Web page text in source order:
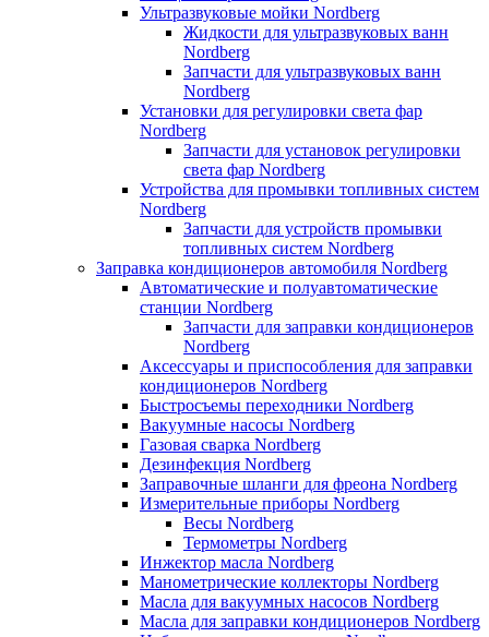
Ультразвуковые мойки Nordberg
Жидкости для ультразвуковых ванн
Nordberg
Запчасти для ультразвуковых ванн
Nordberg
Установки для регулировки света фар
Nordberg
Запчасти для установок регулировки
света фар Nordberg
Устройства для промывки топливных систем
Nordberg
Запчасти для устройств промывки
топливных систем Nordberg
Заправка кондиционеров автомобиля Nordberg
Автоматические и полуавтоматические
станции Nordberg
Запчасти для заправки кондиционеров
Nordberg
Аксессуары и приспособления для заправки
кондиционеров Nordberg
Быстросъемы переходники Nordberg
Вакуумные насосы Nordberg
Газовая сварка Nordberg
Дезинфекция Nordberg
Заправочные шланги для фреона Nordberg
Измерительные приборы Nordberg
Весы Nordberg
Термометры Nordberg
Инжектор масла Nordberg
Манометрические коллекторы Nordberg
Масла для вакуумных насосов Nordberg
Масла для заправки кондиционеров Nordberg